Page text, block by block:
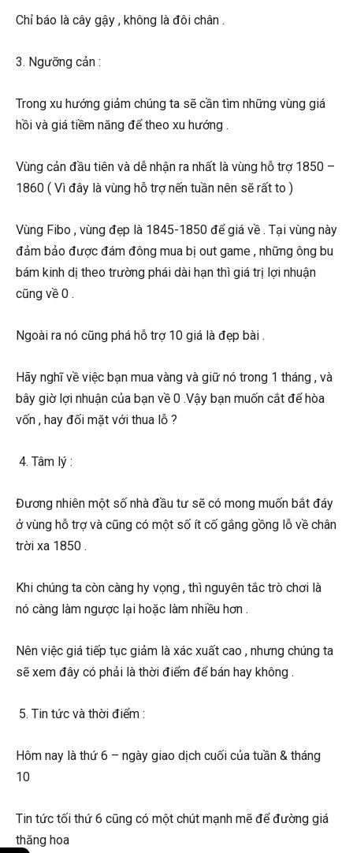
Chỉ báo là cây gậy , không là đôi chân .
3. Ngưỡng cản :
Trong xu hướng giảm chúng ta sẽ cần tìm những vùng giá
hồi và giá tiềm năng để theo xu hướng .
Vùng cản đầu tiên và dễ nhận ra nhất là vùng hỗ trợ 1850 –
1860 ( Vì đây là vùng hỗ trợ nến tuần nên sẽ rất to )
Vùng Fibo , vùng đẹp là 1845-1850 để giá về . Tại vùng này
đảm bảo được đám đông mua bị out game , những ông bu
bám kinh dị theo trường phái dài hạn thì giá trị lợi nhuận
cũng về 0 .
Ngoài ra nó cũng phá hỗ trợ 10 giá là đẹp bài .
Hãy nghĩ về việc bạn mua vàng và giữ nó trong 1 tháng , và
bây giờ lợi nhuận của bạn về 0 .Vậy bạn muốn cắt để hòa
vốn , hay đối mặt với thua lỗ ?
4. Tâm lý :
Đương nhiên một số nhà đầu tư sẽ có mong muốn bắt đáy
ở vùng hỗ trợ và cũng có một số ít cố gắng gồng lỗ về chân
trời xa 1850 .
Khi chúng ta còn càng hy vọng , thì nguyên tắc trò chơi là
nó càng làm ngược lại hoặc làm nhiều hơn .
Nên việc giá tiếp tục giảm là xác xuất cao , nhưng chúng ta
sẽ xem đây có phải là thời điểm để bán hay không .
5. Tin tức và thời điểm :
Hôm nay là thứ 6 – ngày giao dịch cuối của tuần & tháng
10
Tin tức tối thứ 6 cũng có một chút mạnh mẽ để đường giá
thăng hoa